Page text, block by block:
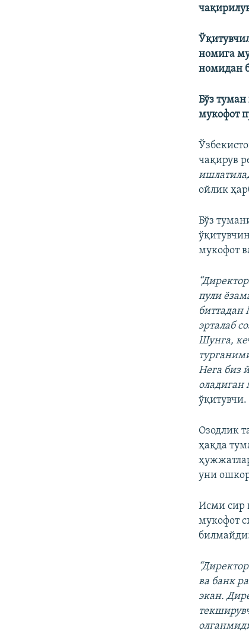
номига
номидан
Бўз
мукофот
чақирув
ойлик
Бўз
мукофот
пули
эрталаб
Шунга,
Нега биз
оладиган
ўқитувчи.
Озодлик
ҳақда
уни
Исми сир
мукофот
ва банк
экан.